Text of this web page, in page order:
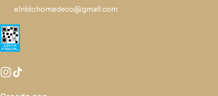
elnidohomedeco@gmail.com